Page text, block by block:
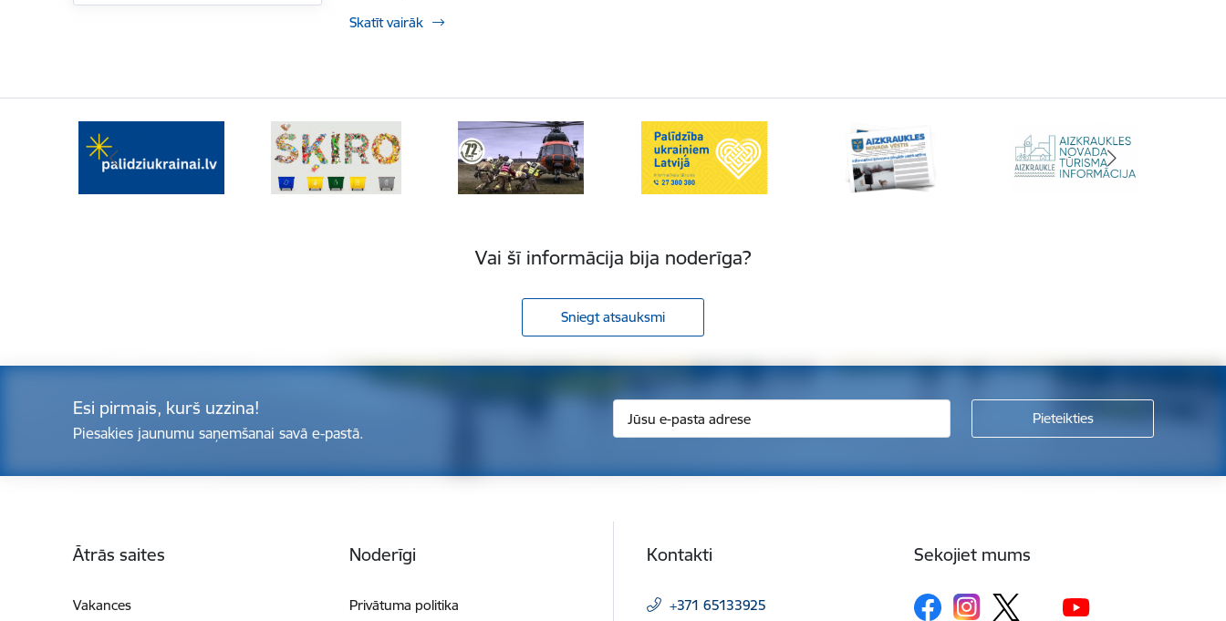
Skatīt vairāk
Vai šī informācija bija noderīga?
Sniegt atsauksmi
Esi pirmais, kurš uzzina!
Piesakies jaunumu saņemšanai savā e-pastā.
Ātrās saites
Vakances
Noderīgi
Privātuma politika
Kontakti
+371 65133925
Sekojiet mums